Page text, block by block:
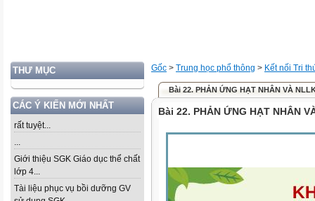
THƯ MỤC
CÁC Ý KIẾN MỚI NHẤT
rất tuyệt...
...
Giới thiệu SGK Giáo dục thể chất
lớp 4...
Tài liệu phục vụ bồi dưỡng GV
Gốc > Trung học phổ thông > Kết nối Tri
Bài 22. PHẢN ỨNG HẠT NHÂN VÀ
Bài 22. PHẢN ỨNG HẠT NHÂN